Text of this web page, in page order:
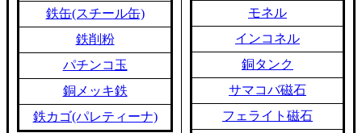
鉄缶(スチール缶)
鉄削粉
パチンコ玉
銅メッキ鉄
鉄カゴ(パレティーナ)
モネル
インコネル
銅タンク
サマコバ磁石
フェライト磁石